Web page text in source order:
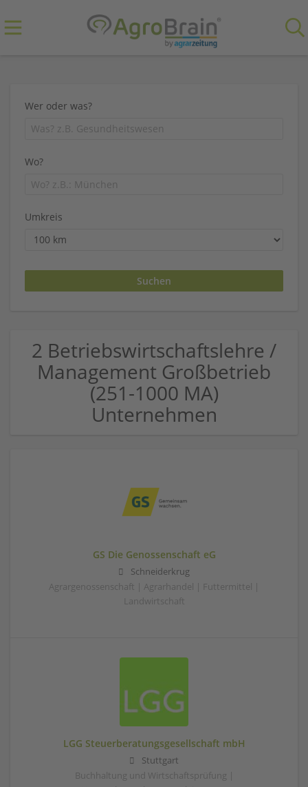
Wer oder was?
Wo?
Umkreis
2 Betriebswirtschaftslehre /
Management Großbetrieb
(251-1000 MA)
Unternehmen
GS Die Genossenschaft eG
Schneiderkrug
Agrargenossenschaft | Agrarhandel | Futtermittel |
Landwirtschaft
LGG Steuerberatungsgesellschaft mbH
Stuttgart
Buchhaltung und Wirtschaftsprüfung |